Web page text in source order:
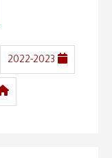
2022-2023